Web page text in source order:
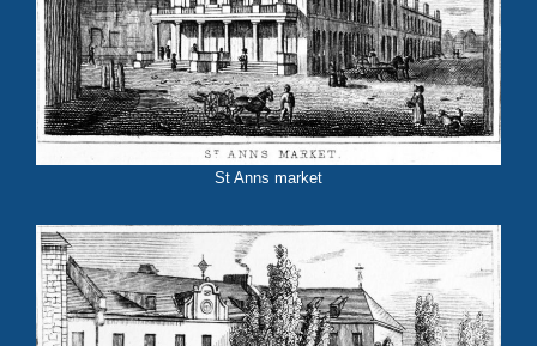
St Anns market